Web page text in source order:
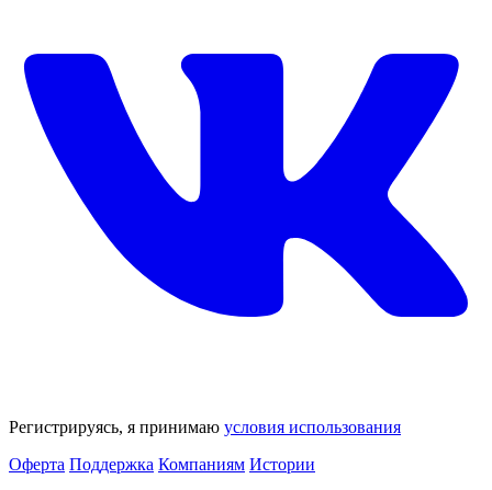
Регистрируясь, я принимаю условия использования
Оферта Поддержка Компаниям Истории